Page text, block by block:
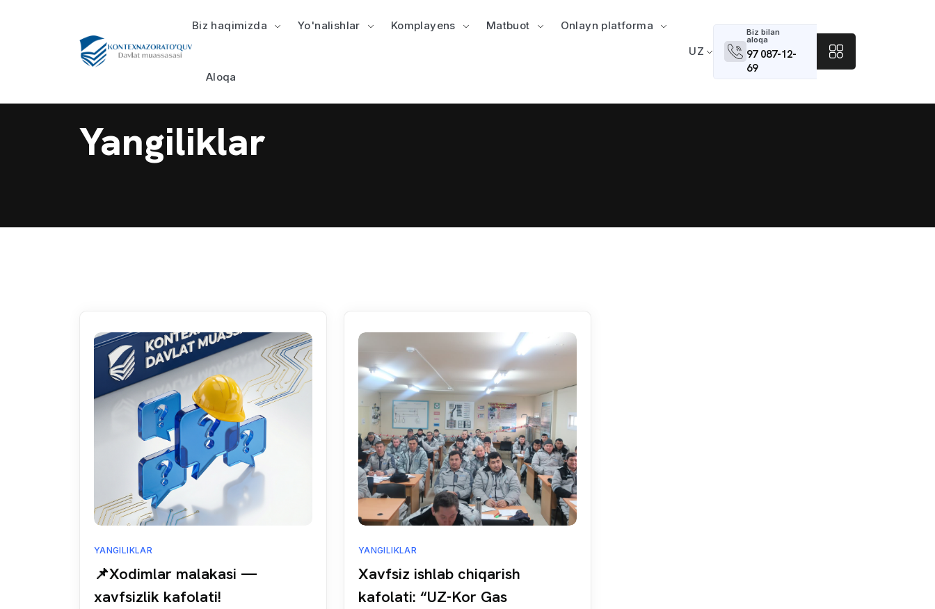
Biz haqimizda Yo'nalishlar Komplayens Matbuot Onlayn platforma
Aloqa
UZ
Biz bilan
aloqa
97 087-12-
69
Yangiliklar
YANGILIKLAR
📌Xodimlar malakasi —
xavfsizlik kafolati!
YANGILIKLAR
Xavfsiz ishlab chiqarish
kafolati: “UZ-Kor Gas